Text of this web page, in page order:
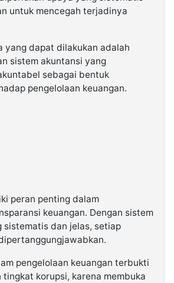
untuk mencegah terjadinya
yang dapat dilakukan adalah
sistem akuntansi yang
sebagai bentuk
pengelolaan keuangan.
peran penting dalam
keuangan. Dengan sistem
sistematis dan jelas, setiap
pengelolaan keuangan terbukti
tingkat korupsi, karena membuka